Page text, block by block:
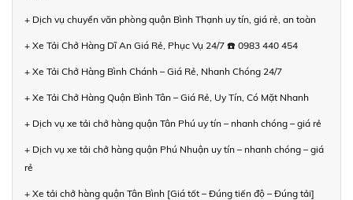
+ Dịch vụ chuyển văn phòng quận Bình Thạnh uy tín, giá rẻ, an toàn
+ Xe Tải Chở Hàng Dĩ An Giá Rẻ, Phục Vụ 24/7 ☎️ 0983 440 454
+ Xe Tải Chở Hàng Bình Chánh – Giá Rẻ, Nhanh Chóng 24/7
+ Xe Tải Chở Hàng Quận Bình Tân – Giá Rẻ, Uy Tín, Có Mặt Nhanh
+ Dịch vụ xe tải chở hàng quận Tân Phú uy tín – nhanh chóng – giá rẻ
+ Dịch vụ xe tải chở hàng quận Phú Nhuận uy tín – nhanh chóng – giá
rẻ
+ Xe tải chở hàng quận Tân Bình [Giá tốt – Đúng tiến độ – Đúng tải]